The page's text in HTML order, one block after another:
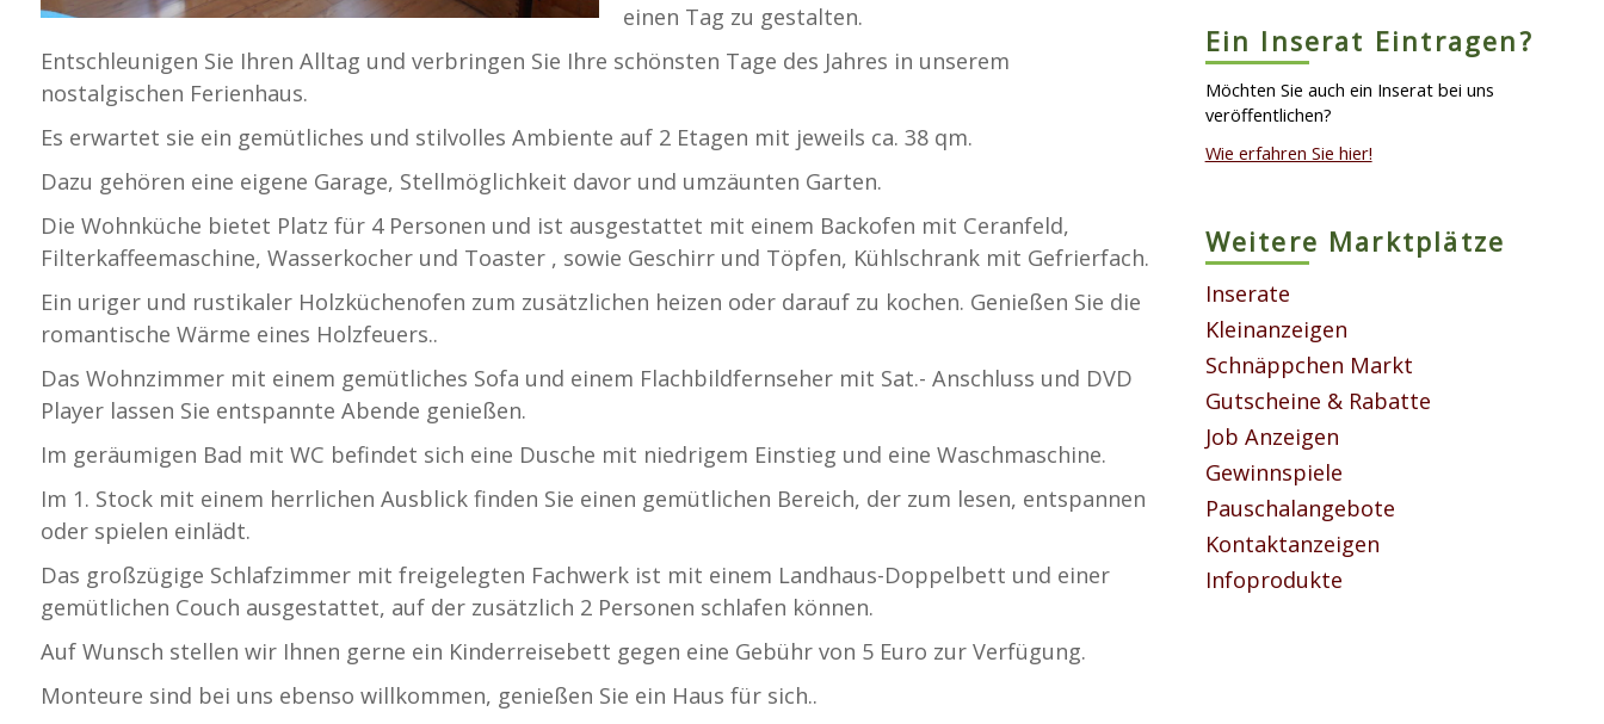
einen Tag zu gestalten.
Entschleunigen Sie Ihren Alltag und verbringen Sie Ihre schönsten Tage des Jahres in unserem
nostalgischen Ferienhaus.
Es erwartet sie ein gemütliches und stilvolles Ambiente auf 2 Etagen mit jeweils ca. 38 qm.
Dazu gehören eine eigene Garage, Stellmöglichkeit davor und umzäunten Garten.
Die Wohnküche bietet Platz für 4 Personen und ist ausgestattet mit einem Backofen mit Ceranfeld,
Filterkaffeemaschine, Wasserkocher und Toaster , sowie Geschirr und Töpfen, Kühlschrank mit Gefrierfach.
Ein uriger und rustikaler Holzküchenofen zum zusätzlichen heizen oder darauf zu kochen. Genießen Sie die
romantische Wärme eines Holzfeuers..
Das Wohnzimmer mit einem gemütliches Sofa und einem Flachbildfernseher mit Sat.- Anschluss und DVD
Player lassen Sie entspannte Abende genießen.
Im geräumigen Bad mit WC befindet sich eine Dusche mit niedrigem Einstieg und eine Waschmaschine.
Im 1. Stock mit einem herrlichen Ausblick finden Sie einen gemütlichen Bereich, der zum lesen, entspannen
oder spielen einlädt.
Das großzügige Schlafzimmer mit freigelegten Fachwerk ist mit einem Landhaus-Doppelbett und einer
gemütlichen Couch ausgestattet, auf der zusätzlich 2 Personen schlafen können.
Auf Wunsch stellen wir Ihnen gerne ein Kinderreisebett gegen eine Gebühr von 5 Euro zur Verfügung.
Monteure sind bei uns ebenso willkommen, genießen Sie ein Haus für sich..
Ein Inserat Eintragen?
Möchten Sie auch ein Inserat bei uns
veröffentlichen?
Wie erfahren Sie hier!
Weitere Marktplätze
Inserate
Kleinanzeigen
Schnäppchen Markt
Gutscheine & Rabatte
Job Anzeigen
Gewinnspiele
Pauschalangebote
Kontaktanzeigen
Infoprodukte